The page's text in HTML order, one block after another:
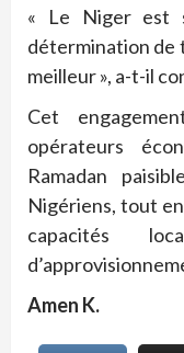
« Le Niger est
détermination de
meilleur », a-t-il
Cet
opérateurs
Ramadan
Nigériens, tout
capacités
Amen K.